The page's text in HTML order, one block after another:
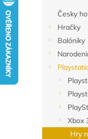
Česky
Hračky
Balóniky
Xbox
Hry